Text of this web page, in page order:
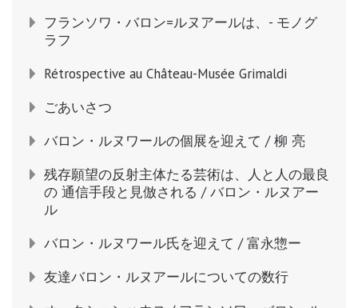
フランソワ・バロン=ルヌアールは、- モノグ
ラフ
Rétrospective au Château-Musée Grimaldi
ごあいさつ
バロン・ルヌワールの個展を迎えて / 柳 亮
残存願望の反射主体たる芸術は、人と人の最良
の 通信手段と見倣される / バロン・ルヌアー
ル
バロン・ルヌワール氏を迎えて / 富永惣ー
友達バロン・ルヌアールについての数行